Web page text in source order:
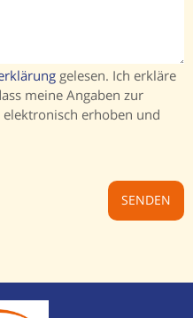
gelesen. Ich erkläre
meine Angaben zur
erhoben und